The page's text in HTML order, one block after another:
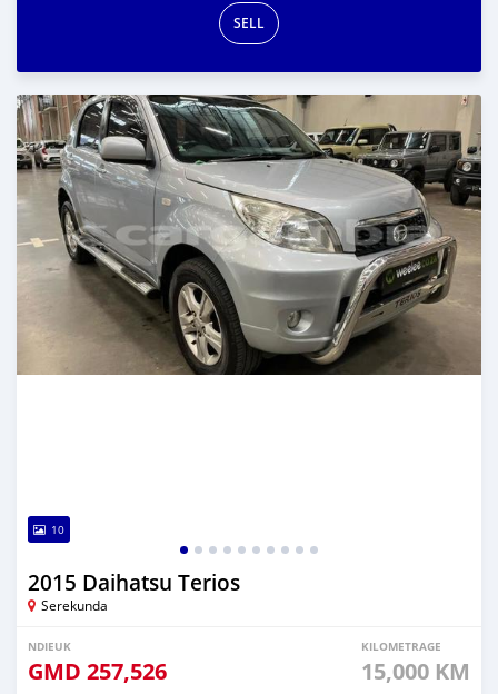
SELL
10
2015 Daihatsu Terios
Serekunda
NDIEUK
GMD 257,526
KILOMETRAGE
15,000 KM